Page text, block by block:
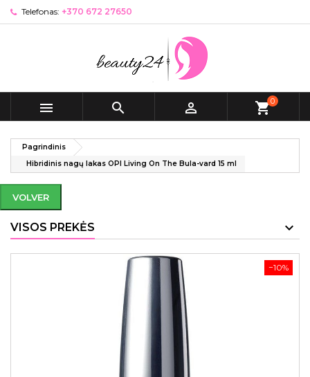
Telefonas: +370 672 27650
   shopping_cart0
Pagrindinis
Hibridinis nagų lakas OPI Living On The Bula-vard 15 ml
VOLVER
VISOS PREKĖS
−10%